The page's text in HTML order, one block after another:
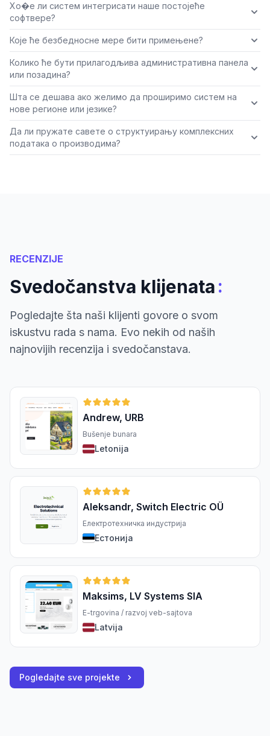
Хо�е ли систем интегрисати наше постојеће
софтвере?
Које ће безбедносне мере бити примењене?
Колико ће бути прилагодљива административна панела
или позадина?
Шта се дешава ако желимо да проширимо систем на
нове регионе или језике?
Да ли пружате савете о структуирању комплексних
података о производима?
RECENZIJE
Svedočanstva klijenata:
Pogledajte šta naši klijenti govore o svom
iskustvu rada s nama. Evo nekih od naših
najnovijih recenzija i svedočanstava.
Andrew, URB
Bušenje bunara
Letonija
Aleksandr, Switch Electric OÜ
Електротехничка индустрија
Естонија
Maksims, LV Systems SIA
E-trgovina / razvoj veb-sajtova
Latvija
Pogledajte sve projekte